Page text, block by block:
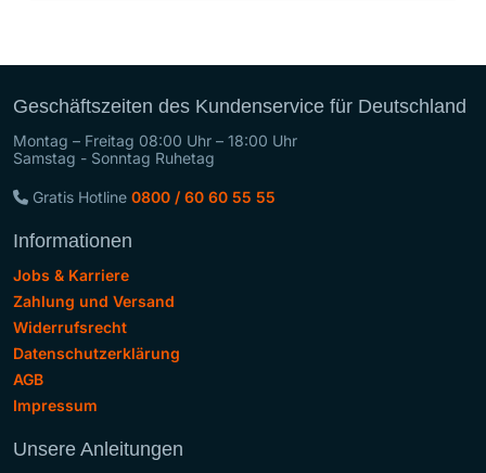
Geschäftszeiten des Kundenservice für Deutschland
Montag – Freitag 08:00 Uhr – 18:00 Uhr
Samstag - Sonntag Ruhetag
Gratis Hotline 0800 / 60 60 55 55
Informationen
Jobs & Karriere
Zahlung und Versand
Widerrufsrecht
Datenschutzerklärung
AGB
Impressum
Unsere Anleitungen